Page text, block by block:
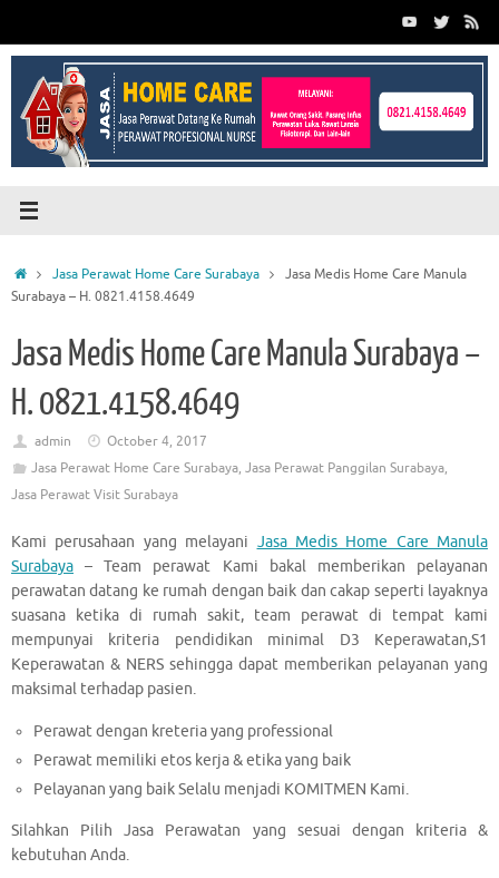
content
HomeJasa Perawat Home Care Surabaya
Jasa Medis Home Care Manula
Surabaya – H. 0821.4158.4649
Jasa Medis Home Care Manula Surabaya –
H. 0821.4158.4649
admin
October 4, 2017
Jasa Perawat Home Care Surabaya, Jasa Perawat Panggilan Surabaya,
Jasa Perawat Visit Surabaya
Kami perusahaan yang melayani Jasa Medis Home Care Manula
Surabaya – Team perawat Kami bakal memberikan pelayanan
perawatan datang ke rumah dengan baik dan cakap seperti layaknya
suasana ketika di rumah sakit, team perawat di tempat kami
mempunyai kriteria pendidikan minimal D3 Keperawatan,S1
Keperawatan & NERS sehingga dapat memberikan pelayanan yang
maksimal terhadap pasien.
Perawat dengan kreteria yang professional
Perawat memiliki etos kerja & etika yang baik
Pelayanan yang baik Selalu menjadi KOMITMEN Kami.
Silahkan Pilih Jasa Perawatan yang sesuai dengan kriteria &
kebutuhan Anda.